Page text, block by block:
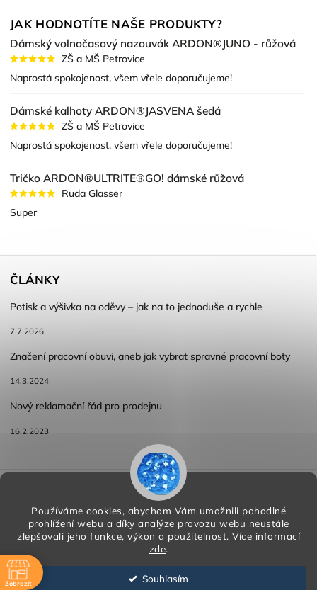
Používáme cookies, abychom Vám umožnili pohodlné
prohlížení webu a díky analýze provozu webu neustále
zlepšovali jeho funkce, výkon a použitelnost. Více informací
zde.
Souhlasím
JAK HODNOTÍTE NAŠE PRODUKTY?
Dámský volnočasový nazouvák ARDON®JUNO - růžová
ZŠ a MŠ Petrovice
Naprostá spokojenost, všem vřele doporučujeme!
Dámské kalhoty ARDON®JASVENA šedá
ZŠ a MŠ Petrovice
Naprostá spokojenost, všem vřele doporučujeme!
Tričko ARDON®ULTRITE®GO! dámské růžová
Ruda Glasser
Super
ČLÁNKY
Potisk a výšivka na oděvy – jak na to jednoduše a rychle
7.7.2026
Značení pracovní obuvi, aneb jak vybrat spravné pracovní boty
14.3.2024
Nový reklamační řád pro prodejnu
16.2.2023
Reklamace a vracení zboží
Podmínky ochrany osobních údajů
Copyright 2026 HORA PP s.r.o.
Shoptet | Design
Zobrazit